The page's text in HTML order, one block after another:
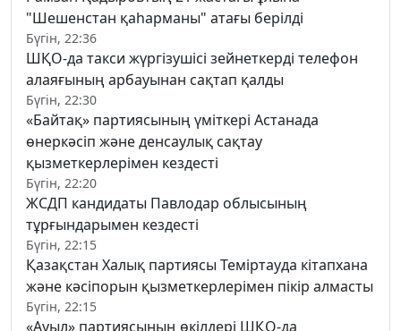
"Шешенстан қаһарманы" атағы берілді
Бүгін, 22:36
ШҚО-да такси жүргізушісі зейнеткерді телефон
алаяғының арбауынан сақтап қалды
Бүгін, 22:30
«Байтақ» партиясының үміткері Астанада
өнеркәсіп және денсаулық сақтау
қызметкерлерімен кездесті
Бүгін, 22:20
ЖСДП кандидаты Павлодар облысының
тұрғындарымен кездесті
Бүгін, 22:15
Қазақстан Халық партиясы Теміртауда кітапхана
және кәсіпорын қызметкерлерімен пікір алмасты
Бүгін, 22:15
«Ауыл» партиясының өкілдері ШҚО-да